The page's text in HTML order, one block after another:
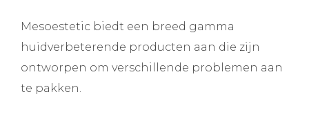
Mesoestetic biedt een breed gamma
huidverbeterende producten aan die zijn
ontworpen om verschillende problemen aan
te pakken.